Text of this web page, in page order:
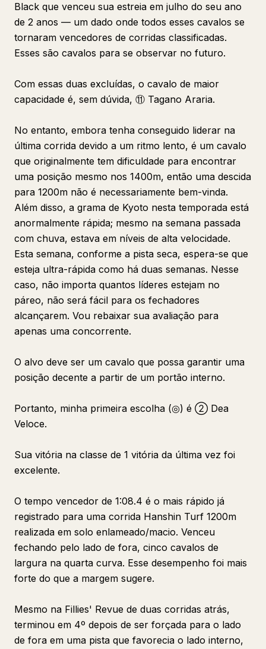
Black que venceu sua estreia em julho do seu ano
de 2 anos — um dado onde todos esses cavalos se
tornaram vencedores de corridas classificadas.
Esses são cavalos para se observar no futuro.
Com essas duas excluídas, o cavalo de maior
capacidade é, sem dúvida, ⑪ Tagano Araria.
No entanto, embora tenha conseguido liderar na
última corrida devido a um ritmo lento, é um cavalo
que originalmente tem dificuldade para encontrar
uma posição mesmo nos 1400m, então uma descida
para 1200m não é necessariamente bem-vinda.
Além disso, a grama de Kyoto nesta temporada está
anormalmente rápida; mesmo na semana passada
com chuva, estava em níveis de alta velocidade.
Esta semana, conforme a pista seca, espera-se que
esteja ultra-rápida como há duas semanas. Nesse
caso, não importa quantos líderes estejam no
páreo, não será fácil para os fechadores
alcançarem. Vou rebaixar sua avaliação para
apenas uma concorrente.
O alvo deve ser um cavalo que possa garantir uma
posição decente a partir de um portão interno.
Portanto, minha primeira escolha (◎) é ② Dea
Veloce.
Sua vitória na classe de 1 vitória da última vez foi
excelente.
O tempo vencedor de 1:08.4 é o mais rápido já
registrado para uma corrida Hanshin Turf 1200m
realizada em solo enlameado/macio. Venceu
fechando pelo lado de fora, cinco cavalos de
largura na quarta curva. Esse desempenho foi mais
forte do que a margem sugere.
Mesmo na Fillies' Revue de duas corridas atrás,
terminou em 4º depois de ser forçada para o lado
de fora em uma pista que favorecia o lado interno,